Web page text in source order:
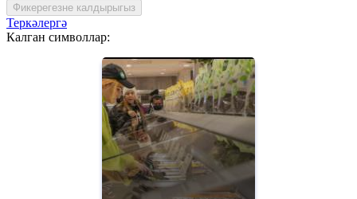
Фикерегезне калдырыгыз
Теркәлергә
Калган символлар: